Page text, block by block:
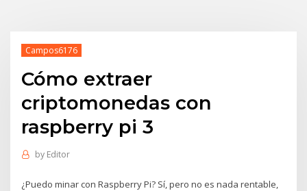
Campos6176
Cómo extraer
criptomonedas con
raspberry pi 3
by Editor
¿Puedo minar con Raspberry Pi? Sí, pero no es nada rentable,